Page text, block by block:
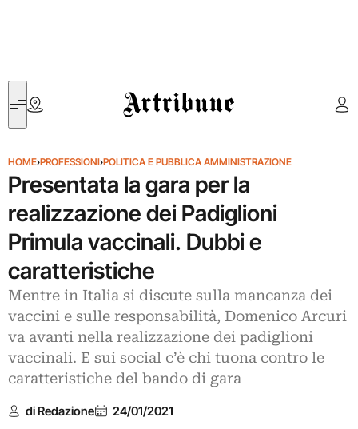
Artribune
HOME›PROFESSIONI›POLITICA E PUBBLICA AMMINISTRAZIONE
Presentata la gara per la
realizzazione dei Padiglioni
Primula vaccinali. Dubbi e
caratteristiche
Mentre in Italia si discute sulla mancanza dei
vaccini e sulle responsabilità, Domenico Arcuri
va avanti nella realizzazione dei padiglioni
vaccinali. E sui social c’è chi tuona contro le
caratteristiche del bando di gara
di Redazione 24/01/2021